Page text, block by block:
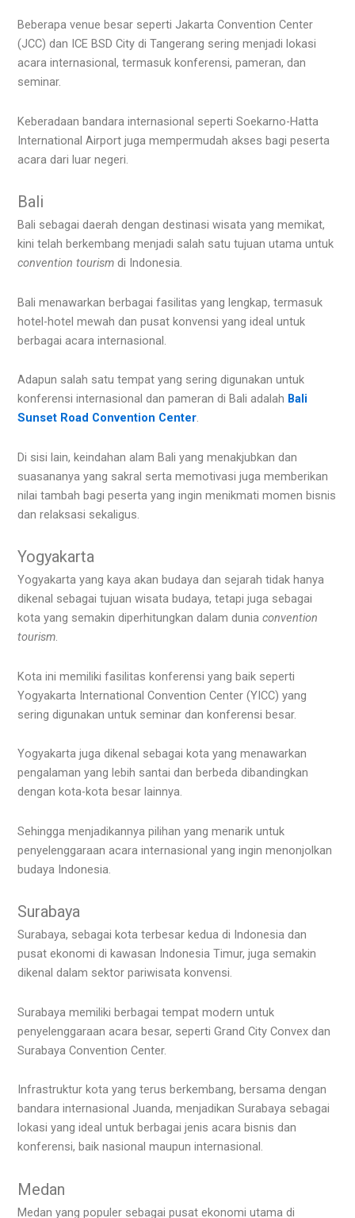
Beberapa venue besar seperti Jakarta Convention Center
(JCC) dan ICE BSD City di Tangerang sering menjadi lokasi
acara internasional, termasuk konferensi, pameran, dan
seminar.
Keberadaan bandara internasional seperti Soekarno-Hatta
International Airport juga mempermudah akses bagi peserta
acara dari luar negeri.
Bali
Bali sebagai daerah dengan destinasi wisata yang memikat,
kini telah berkembang menjadi salah satu tujuan utama untuk
convention tourism di Indonesia.
Bali menawarkan berbagai fasilitas yang lengkap, termasuk
hotel-hotel mewah dan pusat konvensi yang ideal untuk
berbagai acara internasional.
Adapun salah satu tempat yang sering digunakan untuk
konferensi internasional dan pameran di Bali adalah Bali
Sunset Road Convention Center.
Di sisi lain, keindahan alam Bali yang menakjubkan dan
suasananya yang sakral serta memotivasi juga memberikan
nilai tambah bagi peserta yang ingin menikmati momen bisnis
dan relaksasi sekaligus.
Yogyakarta
Yogyakarta yang kaya akan budaya dan sejarah tidak hanya
dikenal sebagai tujuan wisata budaya, tetapi juga sebagai
kota yang semakin diperhitungkan dalam duniaconvention
tourism.
Kota ini memiliki fasilitas konferensi yang baik seperti
Yogyakarta International Convention Center (YICC) yang
sering digunakan untuk seminar dan konferensi besar.
Yogyakarta juga dikenal sebagai kota yang menawarkan
pengalaman yang lebih santai dan berbeda dibandingkan
dengan kota-kota besar lainnya.
Sehingga menjadikannya pilihan yang menarik untuk
penyelenggaraan acara internasional yang ingin menonjolkan
budaya Indonesia.
Surabaya
Surabaya, sebagai kota terbesar kedua di Indonesia dan
pusat ekonomi di kawasan Indonesia Timur, juga semakin
dikenal dalam sektor pariwisata konvensi.
Surabaya memiliki berbagai tempat modern untuk
penyelenggaraan acara besar, seperti Grand City Convex dan
Surabaya Convention Center.
Infrastruktur kota yang terus berkembang, bersama dengan
bandara internasional Juanda, menjadikan Surabaya sebagai
lokasi yang ideal untuk berbagai jenis acara bisnis dan
konferensi, baik nasional maupun internasional.
Medan
Medan yang populer sebagai pusat ekonomi utama di